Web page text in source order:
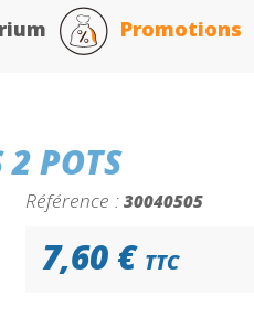
Promotions
2 POTS
Référence : 30040505
7,60 € TTC